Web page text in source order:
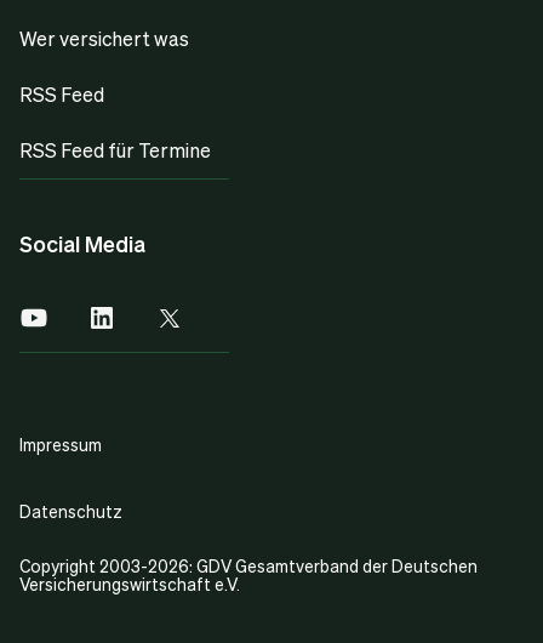
Wer versichert was
RSS Feed
RSS Feed für Termine
Social Media
Copyright 2003-2026: GDV Gesamtverband der Deutschen
Versicherungswirtschaft e.V.
Impressum
Datenschutz